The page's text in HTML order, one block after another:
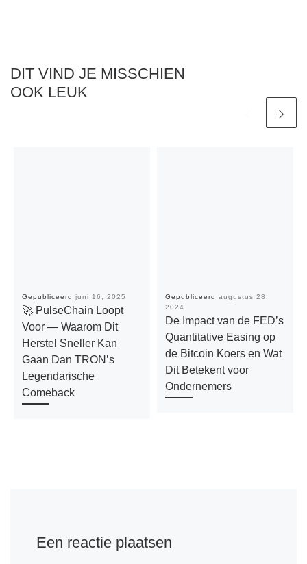
DIT VIND JE MISSCHIEN
OOK LEUK
Gepubliceerd juni 16, 2025
🚀 PulseChain Loopt
Voor — Waarom Dit
Herstel Sneller Kan
Gaan Dan TRON’s
Legendarische
Comeback
Gepubliceerd augustus 28,
2024
De Impact van de FED’s
Quantitative Easing op
de Bitcoin Koers en Wat
Dit Betekent voor
Ondernemers
Een reactie plaatsen